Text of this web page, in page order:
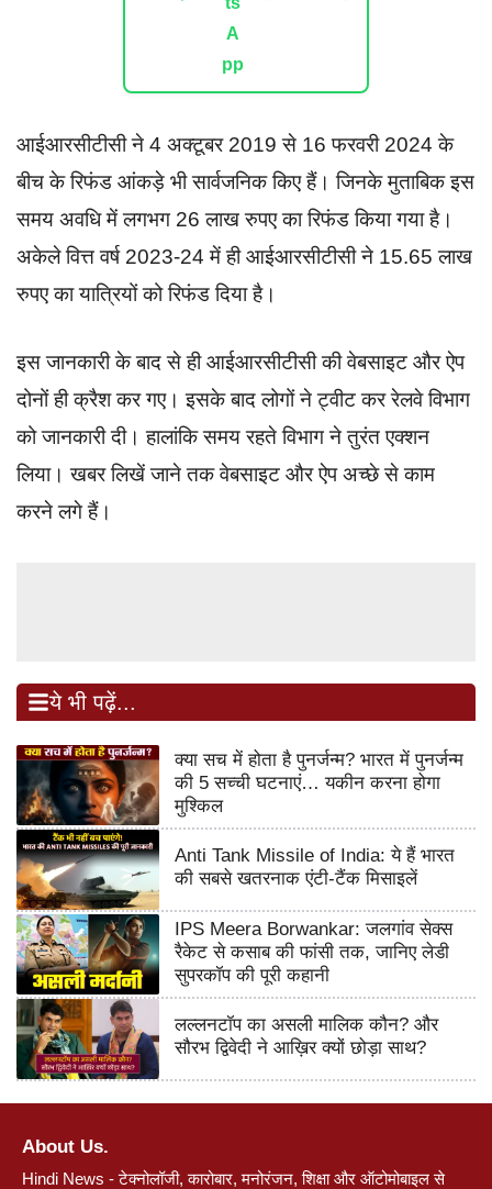
आईआरसीटीसी ने 4 अक्टूबर 2019 से 16 फरवरी 2024 के
बीच के रिफंड आंकड़े भी सार्वजनिक किए हैं। जिनके मुताबिक इस
समय अवधि में लगभग 26 लाख रुपए का रिफंड किया गया है।
अकेले वित्त वर्ष 2023-24 में ही आईआरसीटीसी ने 15.65 लाख
रुपए का यात्रियों को रिफंड दिया है।
इस जानकारी के बाद से ही आईआरसीटीसी की वेबसाइट और ऐप
दोनों ही क्रैश कर गए। इसके बाद लोगों ने ट्वीट कर रेलवे विभाग
को जानकारी दी। हालांकि समय रहते विभाग ने तुरंत एक्शन
लिया। खबर लिखें जाने तक वेबसाइट और ऐप अच्छे से काम
करने लगे हैं।
ये भी पढ़ें...
क्या सच में होता है पुनर्जन्म? भारत में पुनर्जन्म
की 5 सच्ची घटनाएं… यकीन करना होगा
मुश्किल
Anti Tank Missile of India: ये हैं भारत
की सबसे खतरनाक एंटी-टैंक मिसाइलें
IPS Meera Borwankar: जलगांव सेक्स
रैकेट से कसाब की फांसी तक, जानिए लेडी
सुपरकॉप की पूरी कहानी
लल्लनटॉप का असली मालिक कौन? और
सौरभ द्विवेदी ने आख़िर क्यों छोड़ा साथ?
About Us.
Hindi News - टेक्नोलॉजी, कारोबार, मनोरंजन, शिक्षा और ऑटोमोबाइल से